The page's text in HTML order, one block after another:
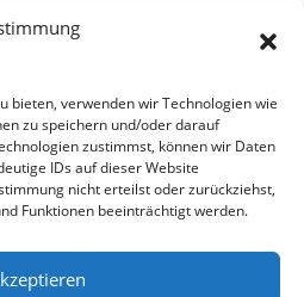
bieten, verwenden wir Technologien wie
zu speichern und/oder darauf
zustimmst, können wir Daten
IDs auf dieser Website
nicht erteilst oder zurückziehst,
Funktionen beeinträchtigt werden.
Teilnehmer der Mega-
wir eigentlich befürchtet,
gefehlt – gleich der erste
unsere Online-Reservierung
Impressum
(EU)